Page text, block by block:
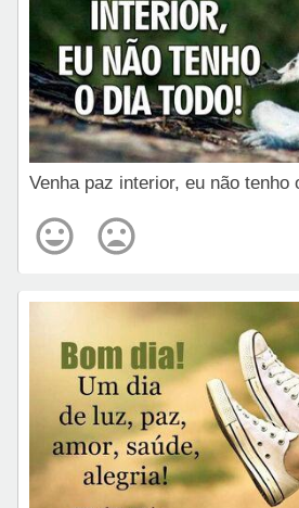
Venha paz interior, eu não tenho